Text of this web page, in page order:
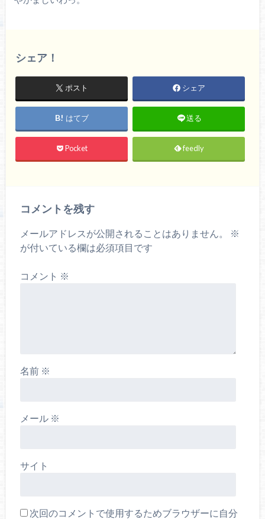
シェア！
ポスト シェア
はてブ 送る
Pocket feedly
コメントを残す
メールアドレスが公開されることはありません。
※
が付いている欄は必須項目です
コメント ※
名前 ※
メール ※
サイト
次回のコメントで使用するためブラウザーに自分